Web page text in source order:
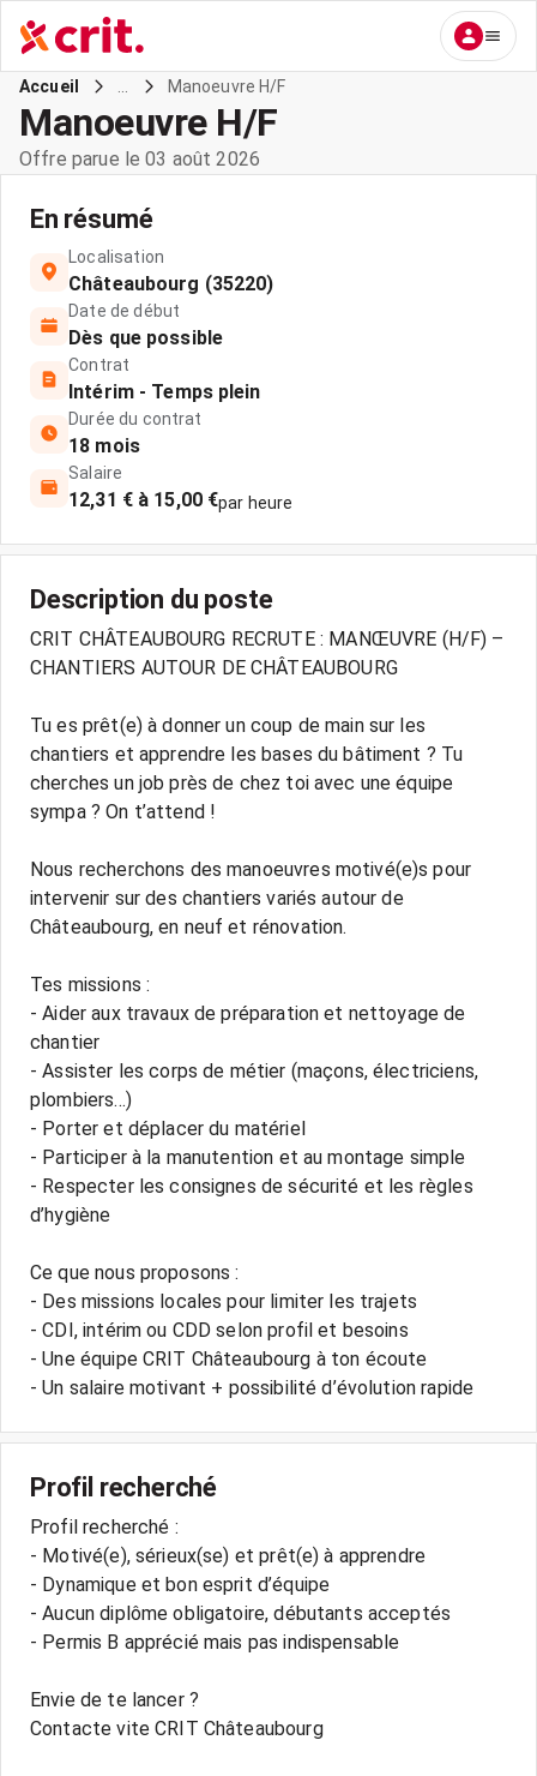
Accueil Manoeuvre H/F
Manoeuvre H/F
Offre parue le 03 août 2026
En résumé
Localisation
Châteaubourg (35220)
Date de début
Dès que possible
Contrat
Intérim - Temps plein
Durée du contrat
18 mois
Salaire
12,31 € à 15,00 €par heure
Description du poste
CRIT CHÂTEAUBOURG RECRUTE : MANŒUVRE (H/F) –
CHANTIERS AUTOUR DE CHÂTEAUBOURG
Tu es prêt(e) à donner un coup de main sur les
chantiers et apprendre les bases du bâtiment ? Tu
cherches un job près de chez toi avec une équipe
sympa ? On t’attend !
Nous recherchons des manoeuvres motivé(e)s pour
intervenir sur des chantiers variés autour de
Châteaubourg, en neuf et rénovation.
Tes missions :
- Aider aux travaux de préparation et nettoyage de
chantier
- Assister les corps de métier (maçons, électriciens,
plombiers...)
- Porter et déplacer du matériel
- Participer à la manutention et au montage simple
- Respecter les consignes de sécurité et les règles
d’hygiène
Ce que nous proposons :
- Des missions locales pour limiter les trajets
- CDI, intérim ou CDD selon profil et besoins
- Une équipe CRIT Châteaubourg à ton écoute
- Un salaire motivant + possibilité d’évolution rapide
Profil recherché
Profil recherché :
- Motivé(e), sérieux(se) et prêt(e) à apprendre
- Dynamique et bon esprit d’équipe
- Aucun diplôme obligatoire, débutants acceptés
- Permis B apprécié mais pas indispensable
Envie de te lancer ?
Contacte vite CRIT Châteaubourg